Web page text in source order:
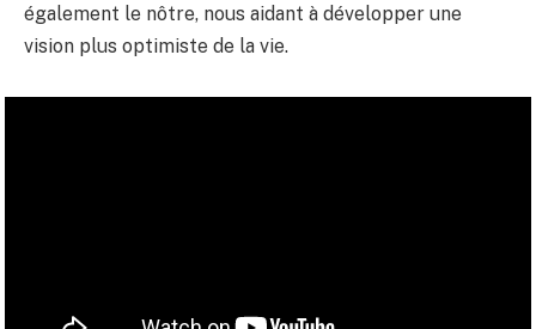
également le nôtre, nous aidant à développer une
vision plus optimiste de la vie.